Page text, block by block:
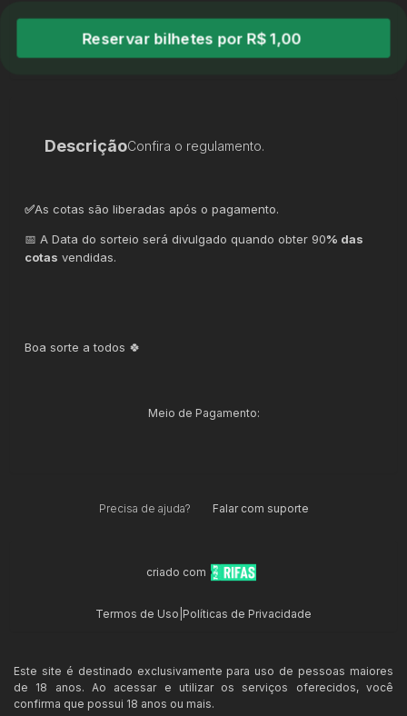
Reservar bilhetes por R$ 1,00
DescriçãoConfira o regulamento.
✅As cotas são liberadas após o pagamento.
📅 A Data do sorteio será divulgado quando obter 90% das
cotas vendidas.
Boa sorte a todos 🍀
Meio de Pagamento:
Precisa de ajuda? Falar com suporte
criado com
Termos de Uso Políticas de Privacidade
Este site é destinado exclusivamente para uso de pessoas maiores
de 18 anos. Ao acessar e utilizar os serviços oferecidos, você
confirma que possui 18 anos ou mais.